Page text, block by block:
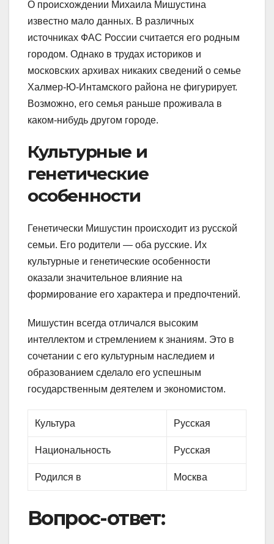
О происхождении Михаила Мишустина
известно мало данных. В различных
источниках ФАС России считается его родным
городом. Однако в трудах историков и
московских архивах никаких сведений о семье
Халмер-Ю-Интамского района не фигурирует.
Возможно, его семья раньше проживала в
каком-нибудь другом городе.
Культурные и
генетические
особенности
Генетически Мишустин происходит из русской
семьи. Его родители — оба русские. Их
культурные и генетические особенности
оказали значительное влияние на
формирование его характера и предпочтений.
Мишустин всегда отличался высоким
интеллектом и стремлением к знаниям. Это в
сочетании с его культурным наследием и
образованием сделало его успешным
государственным деятелем и экономистом.
Культура Русская
Национальность Русская
Родился в Москва
Вопрос-ответ: